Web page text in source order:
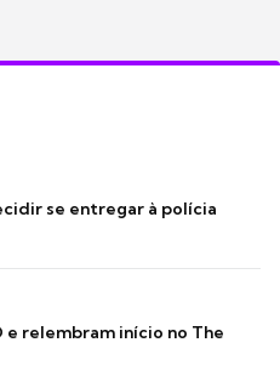
se entregar à polícia
e relembram início no The